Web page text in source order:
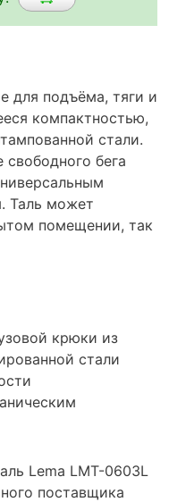
для подъёма, тяги и
компактностью,
стали.
бега
Таль может
помещении, так
крюки из
стали
Lema LMT-0603L
поставщика